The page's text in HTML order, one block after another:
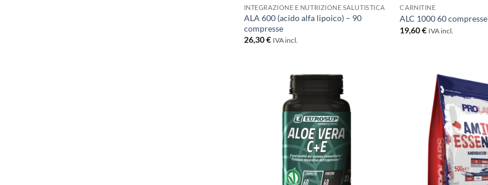
INTEGRAZIONE E NUTRIZIONE SALUTISTICA
ALA 600 (acido alfa lipoico) – 90
compresse
26,30€ IVA incl.
CARNITINE
ALC 1000 60 compresse
19,60€ IVA incl.